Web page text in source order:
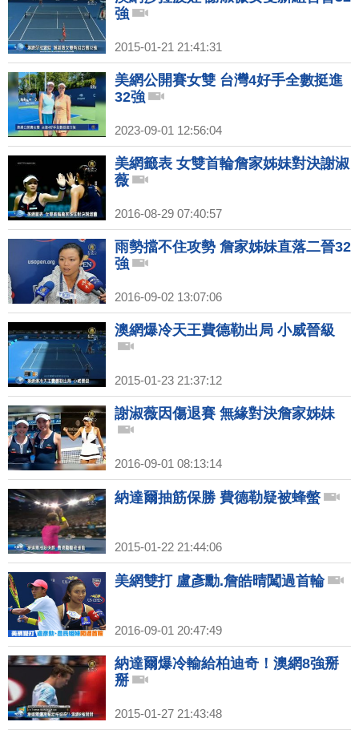
強
2015-01-21 21:41:31
美網公開賽女雙 台灣4好手全數挺進
32強
2023-09-01 12:56:04
美網籤表 女雙首輪詹家姊妹對決謝淑
薇
2016-08-29 07:40:57
雨勢擋不住攻勢 詹家姊妹直落二晉32
強
2016-09-02 13:07:06
澳網爆冷天王費德勒出局 小威晉級
2015-01-23 21:37:12
謝淑薇因傷退賽 無緣對決詹家姊妹
2016-09-01 08:13:14
納達爾抽筋保勝 費德勒疑被蜂螫
2015-01-22 21:44:06
美網雙打 盧彥勳.詹皓晴闖過首輪
2016-09-01 20:47:49
納達爾爆冷輸給柏迪奇！澳網8強掰
掰
2015-01-27 21:43:48